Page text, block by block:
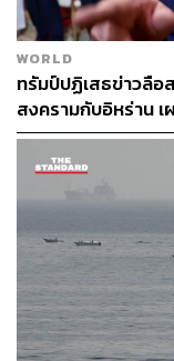
ภาพประกอบ : สุภา
WORLD
ทรัมป์ปฏิเสธข่าวลือ
สงครามกับอิหร่าน